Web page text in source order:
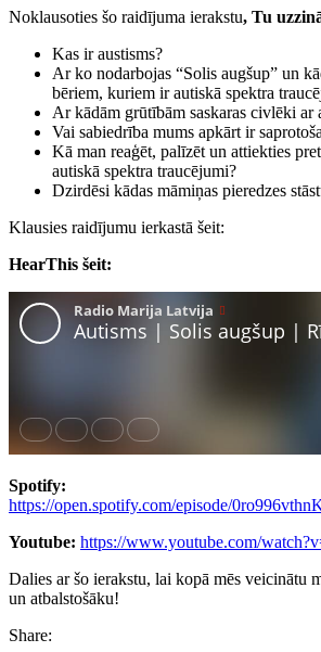
Noklausoties šo raidījuma ierakstu, Tu
Kas ir austisms?
Ar ko nodarbojas “Solis augšup” un
bēriem, kuriem ir autiskā spektra
Ar kādām grūtībām saskaras civlēki ar
Vai sabiedrība mums apkārt ir
Kā man reaģēt, palīzēt un attiekties
autiskā spektra traucējumi?
Dzirdēsi kādas māmiņas pieredzes
Klausies raidījumu ierkastā šeit:
HearThis šeit:
Spotify:
https://open.spotify.com/episode/
Youtube: https://www.youtube.com/
Dalies ar šo ierakstu, lai kopā mēs veicinātu
un atbalstošāku!
Share: